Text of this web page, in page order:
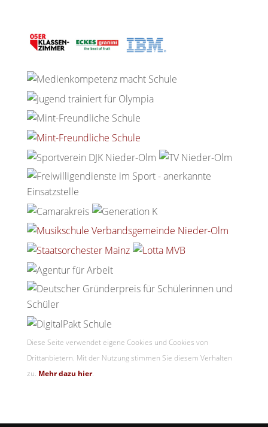
Diese Seite verwendet eigene Cookies und Cookies von
Drittanbietern. Mit der Nutzung stimmen Sie diesem Verhalten
zu. Mehr dazu hier.